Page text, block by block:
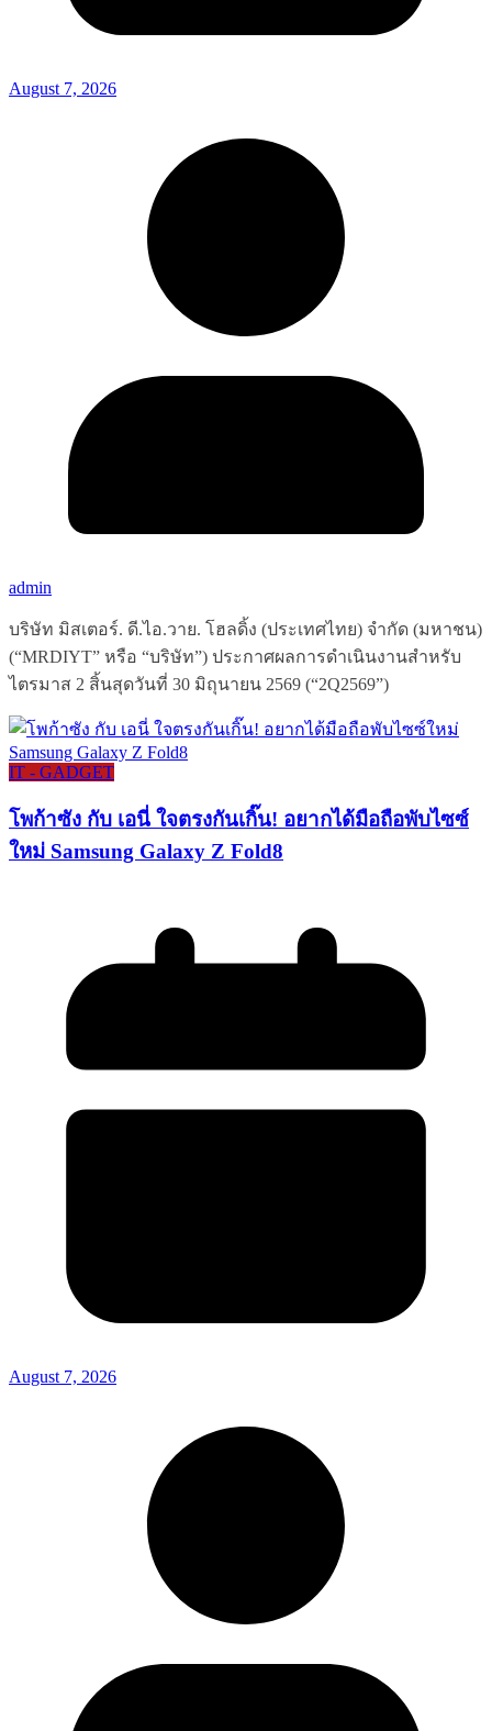
August 7, 2026
admin
บริษัท มิสเตอร์. ดี.ไอ.วาย. โฮลดิ้ง (ประเทศไทย) จำกัด (มหาชน)
(“MRDIYT” หรือ “บริษัท”) ประกาศผลการดำเนินงานสำหรับ
ไตรมาส 2 สิ้นสุดวันที่ 30 มิถุนายน 2569 (“2Q2569”)
IT - GADGET
โพก้าซัง กับ เอนี่ ใจตรงกันเกิ๊น! อยากได้มือถือพับไซซ์
ใหม่ Samsung Galaxy Z Fold8
August 7, 2026